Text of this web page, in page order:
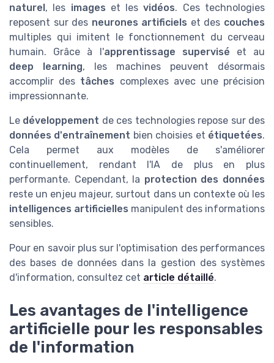
naturel , les images et lesvidéos. Ces technologies
reposent sur des neurones artificiels et des couches
multiples qui imitent le fonctionnement du cerveau
humain. Grâce à l'apprentissage supervisé et au
deep learning, les machines peuvent désormais
accomplir des tâches complexes avec une précision
impressionnante.
Le développement de ces technologies repose sur des
données d'entraînement bien choisies et étiquetées.
Cela permet aux modèles de s'améliorer
continuellement, rendant l'IA de plus en plus
performante. Cependant, la protection des données
reste un enjeu majeur, surtout dans un contexte où les
intelligences artificielles manipulent des informations
sensibles.
Pour en savoir plus sur l'optimisation des performances
des bases de données dans la gestion des systèmes
d'information, consultez cet article détaillé.
Les avantages de l'intelligence
artificielle pour les responsables
de l'information